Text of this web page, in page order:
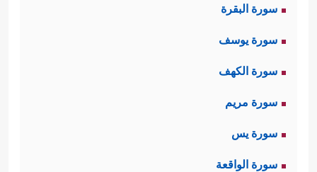
سورة البقرة
سورة يوسف
سورة الكهف
سورة مريم
سورة يس
سورة الواقعة